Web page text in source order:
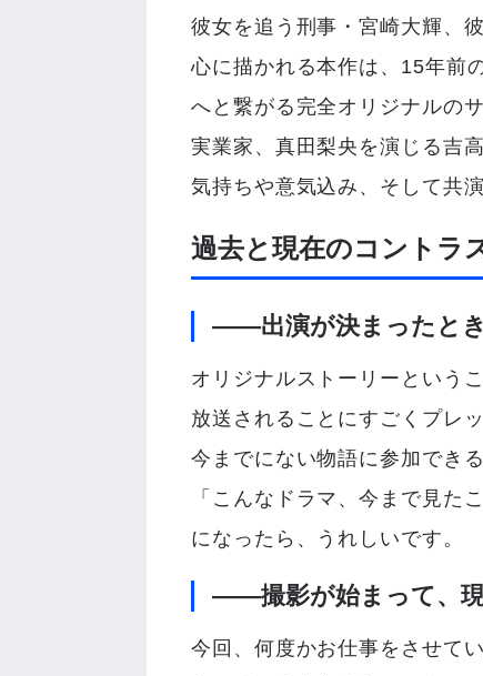
彼女を追う刑事・宮崎大輝、
心に描かれる本作は、15年前
へと繋がる完全オリジナルの
実業家、真田梨央を演じる吉
気持ちや意気込み、そして共
過去と現在のコントラ
――出演が決まったとき
オリジナルストーリーという
放送されることにすごくプレ
今までにない物語に参加でき
「こんなドラマ、今まで見た
になったら、うれしいです。
――撮影が始まって、現
今回、何度かお仕事をさせて